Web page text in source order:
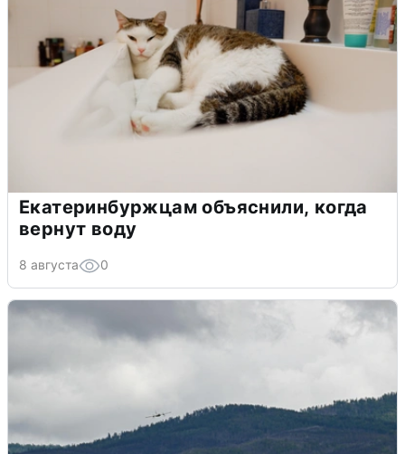
Екатеринбуржцам объяснили, когда
вернут воду
8 августа 0